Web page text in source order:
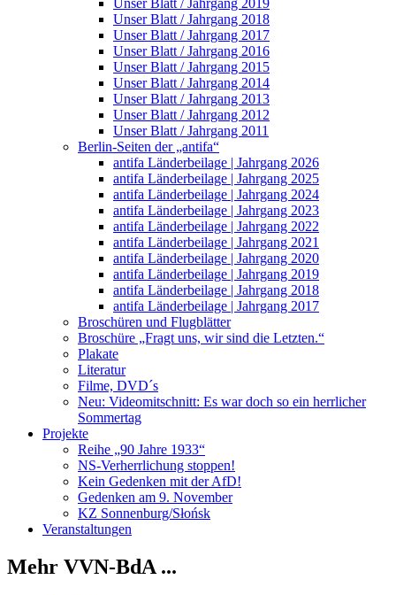
Unser Blatt / Jahrgang 2019
Unser Blatt / Jahrgang 2018
Unser Blatt / Jahrgang 2017
Unser Blatt / Jahrgang 2016
Unser Blatt / Jahrgang 2015
Unser Blatt / Jahrgang 2014
Unser Blatt / Jahrgang 2013
Unser Blatt / Jahrgang 2012
Unser Blatt / Jahrgang 2011
Berlin-Seiten der „antifa“
antifa Länderbeilage | Jahrgang 2026
antifa Länderbeilage | Jahrgang 2025
antifa Länderbeilage | Jahrgang 2024
antifa Länderbeilage | Jahrgang 2023
antifa Länderbeilage | Jahrgang 2022
antifa Länderbeilage | Jahrgang 2021
antifa Länderbeilage | Jahrgang 2020
antifa Länderbeilage | Jahrgang 2019
antifa Länderbeilage | Jahrgang 2018
antifa Länderbeilage | Jahrgang 2017
Broschüren und Flugblätter
Broschüre „Fragt uns, wir sind die Letzten.“
Plakate
Literatur
Filme, DVD´s
Neu: Videomitschnitt: Es war doch so ein herrlicher
Sommertag
Projekte
Reihe „90 Jahre 1933“
NS-Verherrlichung stoppen!
Kein Gedenken mit der AfD!
Gedenken am 9. November
KZ Sonnenburg/Słońsk
Veranstaltungen
Mehr VVN-BdA ...